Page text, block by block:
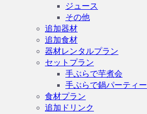
ジュース
その他
追加器材
追加食材
器材レンタルプラン
セットプラン
手ぶらで芋煮会
手ぶらで鍋パーティー
食材プラン
追加ドリンク